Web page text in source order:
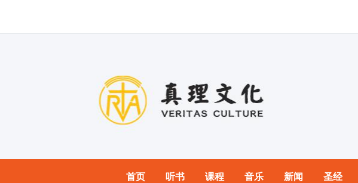
首页 听书 课程 音乐 新闻 圣经